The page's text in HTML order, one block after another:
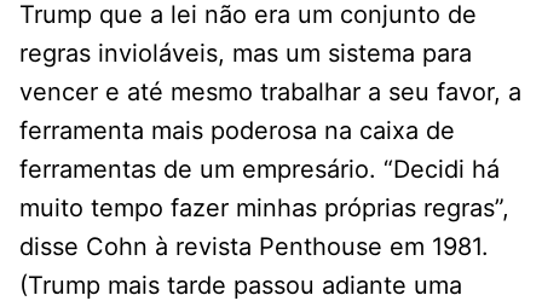
Trump que a lei não era um conjunto de
regras invioláveis, mas um sistema para
vencer e até mesmo trabalhar a seu favor, a
ferramenta mais poderosa na caixa de
ferramentas de um empresário. “Decidi há
muito tempo fazer minhas próprias regras”,
disse Cohn à revista Penthouse em 1981.
(Trump mais tarde passou adiante uma